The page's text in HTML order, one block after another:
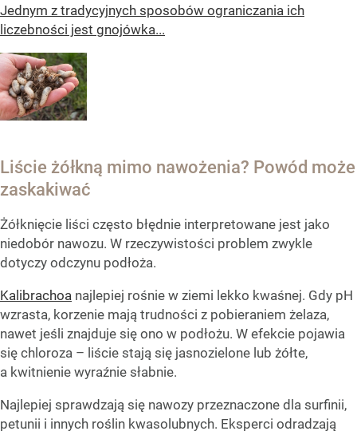
Jednym z tradycyjnych sposobów ograniczania ich
liczebności jest gnojówka...
Liście żółkną mimo nawożenia? Powód może
zaskakiwać
Żółknięcie liści często błędnie interpretowane jest jako
niedobór nawozu. W rzeczywistości problem zwykle
dotyczy odczynu podłoża.
Kalibrachoa najlepiej rośnie w ziemi lekko kwaśnej. Gdy pH
wzrasta, korzenie mają trudności z pobieraniem żelaza,
nawet jeśli znajduje się ono w podłożu. W efekcie pojawia
się chloroza – liście stają się jasnozielone lub żółte,
a kwitnienie wyraźnie słabnie.
Najlepiej sprawdzają się nawozy przeznaczone dla surfinii,
petunii i innych roślin kwasolubnych. Eksperci odradzają